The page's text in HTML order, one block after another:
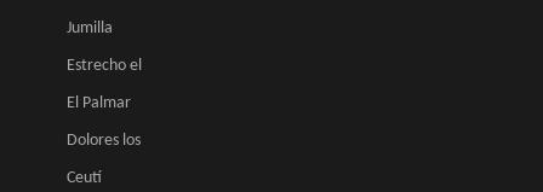
Jumilla
Estrecho el
El Palmar
Dolores los
Ceutí